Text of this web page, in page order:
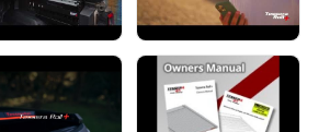
Mobile App-Integration mit
Updates
Sie die volle Kontrolle über
mit der intuitiven mobilen App.